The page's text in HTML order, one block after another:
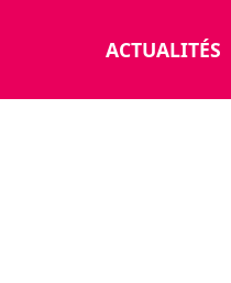
ACTUALITÉS